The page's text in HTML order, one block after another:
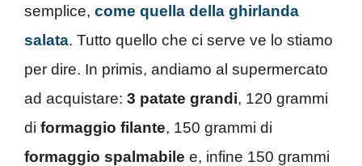
semplice, come quella della ghirlanda
salata. Tutto quello che ci serve ve lo stiamo
per dire. In primis, andiamo al supermercato
ad acquistare: 3 patate grandi, 120 grammi
di formaggio filante, 150 grammi di
formaggio spalmabile e, infine 150 grammi